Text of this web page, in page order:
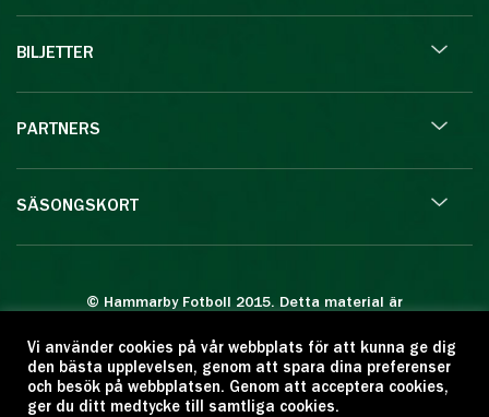
BILJETTER
PARTNERS
SÄSONGSKORT
© Hammarby Fotboll 2015. Detta material är
Eftertryck eller annan kopiering är förbjuden.
Citera oss gärna men ange källan:
www.hammarbyfotboll.se. Ansvarig utgivare:
Vi använder cookies på vår webbplats för att kunna ge dig
den bästa upplevelsen, genom att spara dina preferenser
och besök på webbplatsen. Genom att acceptera cookies,
ger du ditt medtycke till samtliga cookies.